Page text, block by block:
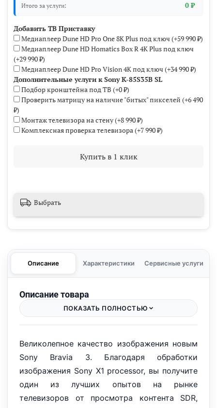
Купить в 1 клик
Итого за услуги: 0 ₽
Добавить ТВ Приставку
Медиаплеер Dune HD Pro One 8K Plus под ключ (+59 990 ₽)
Mедиаплеер Dune HD Homatics Box R 4K Plus под ключ
(+29 990 ₽)
Медиаплеер Dune HD Pro Vision 4K под ключ (+34 990 ₽)
Дополнительные услуги к Sony K-85S35B SL
Подбор кронштейна под ТВ (+0 ₽)
Проверить матрицу на наличие "битых" пикселей (+6 490
₽)
Монтаж телевизора на стену(+8 990 ₽)
Комплексная проверка телевизора(+7 990 ₽)
Выбрать
Описание Характеристики Сервисные услуги
Описание товара
ПОКАЗАТЬ ПОЛНОСТЬЮ
Великолепное качество изображения новым
Sony Bravia 3. Благодаря обработки
изображения Sony X1 processor, вы получите
один из лучших опытов на рынке
телевизоров от просмотра контента SDR,